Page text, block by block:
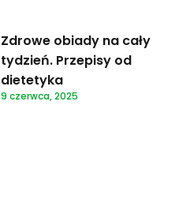
Zdrowe obiady na cały
tydzień. Przepisy od
dietetyka
9 czerwca, 2025